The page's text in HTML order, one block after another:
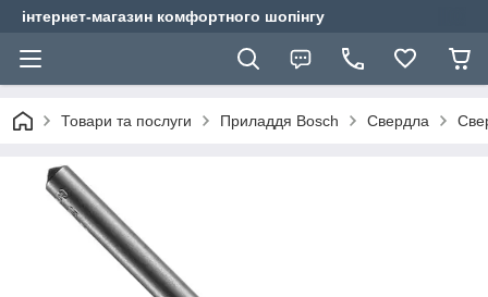
інтернет-магазин комфортного шопінгу
Товари та послуги Приладдя Bosch Свердла